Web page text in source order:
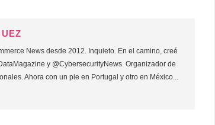
News desde 2012. Inquieto. En el camino, creé
y @CybersecurityNews. Organizador de
Ahora con un pie en Portugal y otro en México...